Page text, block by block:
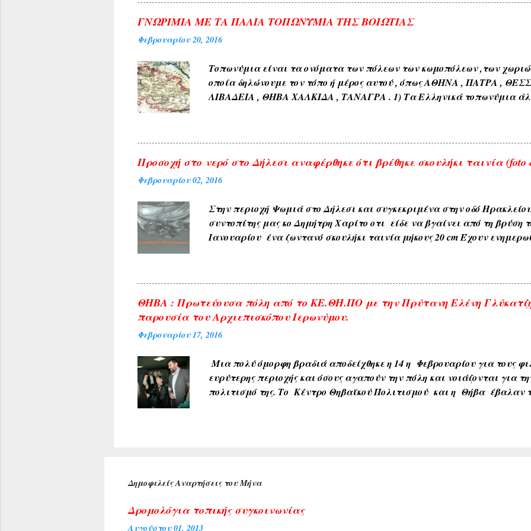
ΓΝΩΡΙΜΙΑ ΜΕ ΤΑ ΠΑΛΙΑ ΤΟΠΩΝΥΜΙΑ ΤΗΣ ΒΟΙΩΤΙΑΣ
Φεβρουαρίου 20, 2016
Τοπωνύμια είναι τα ονόματα των πόλεων των κωμοπόλεων ,των
οποία δηλώνουμε τον τόπο ή μέρος αυτού , όπως ΑΘΗΝΑ , ΠΑΤΡΑ ,
ΛΙΒΑΔΕΙΑ , ΘΗΒΑ ΧΑΛΚΙΔΑ , ΤΑΝΑΓΡΑ . 1) Τα Ελληνικά τοπωνύμια
φύσεως και διαπλάσεως του εδάφους όπως ( ΚΑΜΠΟΣ ,
ΓΛΥΚΟΝΕΡΙ , ΓΛΥΚΟΒΡΥΣΗ , ΚΡΥΑ ΒΡΥΣΗ ). 5) Εκ των φυομένων
και καρπών αυτών όπως δενδρώνυμα , φυτώνυμα , καρπώνυμα
ΜΟΝΟΔΕΝΔΡΙ ) . 6) Εκ των διαφόρων τόπων που συχνάζουν τα ζώα
(Αετοράχη , Αηδονοράχη , Αετοκούκουλο ) . 7) Εκ του ...
Προσοχή στο νερό στο Δήλεσι αναφέρθηκε ότι βρέθηκε σκουλήκι ταινία (foto
Φεβρουαρίου 02, 2016
Στην περιοχή Ψωμιά στο Δήλεσι και συγκεκριμένα στην οδό
συντοπίτης μας κο Δημήτρη Χαρίτο οτι είδε να βγαίνει από τη βρύση
Ιανουαρίου ένα ζωντανό σκουλήκι ταινία μήκους 20 cm Έχουν
ανακοινώνεται με κάθε επιφύλαξη ώστε να είμαστε προσεκτικότεροι
δικαιώματα παρακαλώ ενημερώστε με για την αφαίρεση τους.
από άλλες πηγές που αναρτώνται σε αυτό το blog εκφράζουν αυτούς
που δημοσιεύονται σε αυτό το blog εκφράζουν αυτούς που τα γράφουν.
ΘΗΒΑ : Πρωτεύουσα πόλη από το ΚΕ.ΘΗ.ΠΟ με την Πρύτανη Ελένη
παρουσία του Αρχιεπισκόπου Ιερωνύμου.
Φεβρουαρίου 17, 2016
Μια πολύ όμορφη βραδιά αποδείχθηκε η 14 η Φεβρουαρίου για τους
ευρύτερης περιοχής και όσους αγαπούν την πόλη και νοιάζονται για
πολιτισμό της. Το Κέντρο Θηβαϊκού Πολιτισμού και η Θήβα έβαλαν
πρύτανη του Πανεπιστημίου της Ευρώπης, Βυζαντινολόγο κα Ελένη
αιθούσης ακούγοντας την ομιλήτρια από τα ηχεία που είχαν
τιμή για τη Θήβα η παρουσία της διαπρεπούς πανεπιστημιακού αλλά
Αρχιεπισκόπου Αθηνών και πάσης ...
Δημοφιλείς Αναρτήσεις του Μήνα
Δρομολόγια τοπικής συγκοινωνίας
Αυγούστου 01, 2013